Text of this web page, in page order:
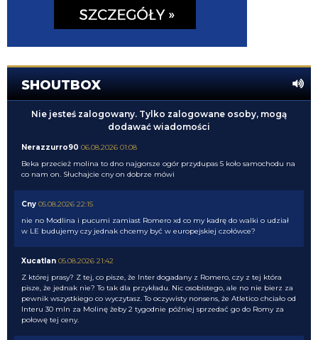
SHOUTBOX
Nie jesteś zalogowany. Tylko zalogowane osoby, mogą
dodawać wiadomości
Nerazzurro90 06.08.2026 01:08
Beka przecież molina to dno najgorsze ogór przydupas 5 koło samochodu na
co nam on. Słuchajcie cny on dobrze mówi
Cny 05.08.2026 22:15
nie no Modlina i pucumi zamiast Romero xd co my kadrę do walki o udział
w LE budujemy czy jednak chcemy być w europejskiej czołówce?
Xucatlan 05.08.2026 21:42
Z której prasy? Z tej, co pisze, że Inter dogadany z Romero, czy z tej która
pisze, że jednak nie? To tak dla przykładu. Nic osobistego, ale no nie bierz za
pewnik wszystkiego co wyczytasz. To oczywisty nonsens, że Atletico chciało od
Interu 30 mln za Molinę żeby 2 tygodnie później sprzedać go do Romy za
połowę tej ceny.